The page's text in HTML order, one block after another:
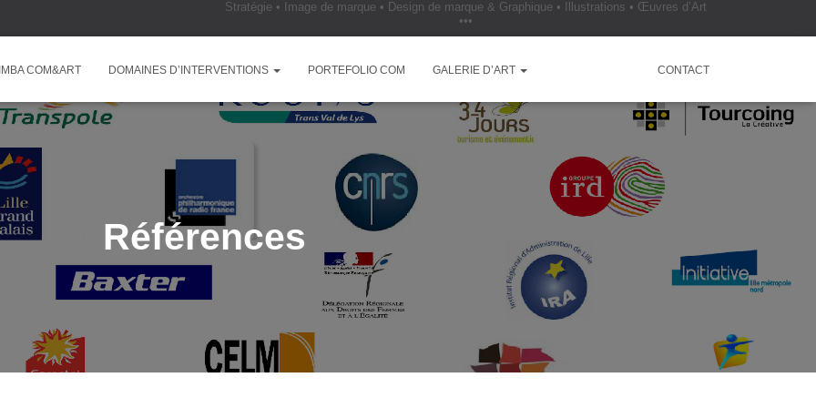
Stratégie • Image de marque • Design de marque & Graphique • Illustrations • Œuvres d’Art
•••
COM&ART DOMAINES D’INTERVENTIONS PORTEFOLIO COM GALERIE D’ART CONTACT
Références